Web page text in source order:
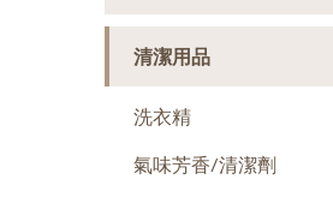
清潔用品
洗衣精
氣味芳香/清潔劑